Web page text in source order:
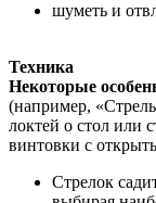
шуметь и
Техника
Некоторые
(например,
локтей о стол или
винтовки с
Стрелок